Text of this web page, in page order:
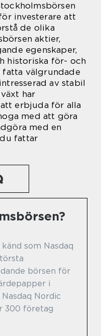
investerare att
de olika
aktier,
egenskaper,
historiska för- och
fatta välgrundade
av stabil
har
erbjuda för alla
med att göra
med en
fattar
som Nasdaq
börsen för
i
Nordic
300 företag